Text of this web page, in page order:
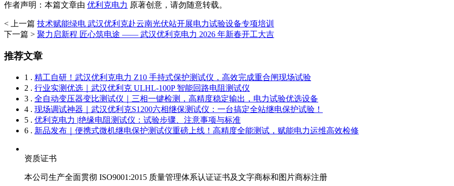
作者声明：本篇文章由 优利克电力 原著创意，请勿随意转载。
< 上一篇 技术赋能绿电 武汉优利克赴云南光伏站开展电力试验设备专项培训
下一篇 > 聚力启新程 匠心筑电途 —— 武汉优利克电力 2026 年新春开工大吉
推荐文章
1 . 精工自研！武汉优利克电力 Z10 手持式保护测试仪，高效完成重合闸现场试验
2 . 行业实测优选｜武汉优利克 ULHL-100P 智能回路电阻测试仪
3 . 全自动变压器变比测试仪｜三相一键检测，高精度稳定输出，电力试验优选设备
4 . 现场调试神器｜武汉优利克S1200六相继保测试仪：一台搞定全站继电保护试验！
5 . 优利克电力 |绝缘电阻测试仪：试验步骤、注意事项与标准​
6 . 新品发布｜便携式微机继电保护测试仪重磅上线！高精度全能测试，赋能电力运维高效检修
资质证书
本公司生产全面贯彻 ISO9001:2015 质量管理体系认证证书及文字商标和图片商标注册